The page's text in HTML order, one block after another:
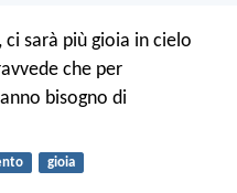
sarà più gioia in cielo
che per
bisogno di
gioia